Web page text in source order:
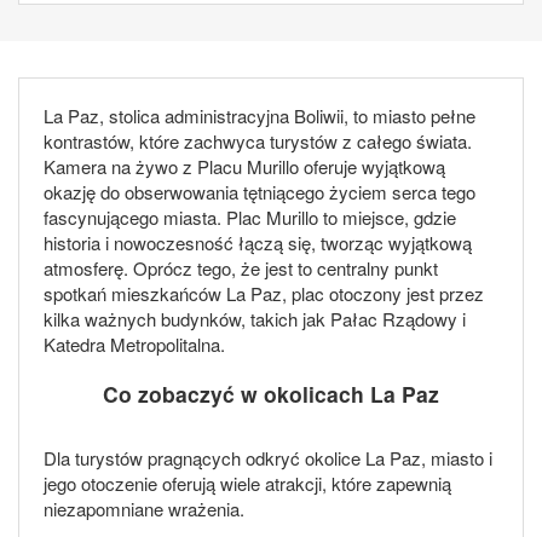
La Paz, stolica administracyjna Boliwii, to miasto pełne
kontrastów, które zachwyca turystów z całego świata.
Kamera na żywo z Placu Murillo oferuje wyjątkową
okazję do obserwowania tętniącego życiem serca tego
fascynującego miasta. Plac Murillo to miejsce, gdzie
historia i nowoczesność łączą się, tworząc wyjątkową
atmosferę. Oprócz tego, że jest to centralny punkt
spotkań mieszkańców La Paz, plac otoczony jest przez
kilka ważnych budynków, takich jak Pałac Rządowy i
Katedra Metropolitalna.
Co zobaczyć w okolicach La Paz
Dla turystów pragnących odkryć okolice La Paz, miasto i
jego otoczenie oferują wiele atrakcji, które zapewnią
niezapomniane wrażenia.